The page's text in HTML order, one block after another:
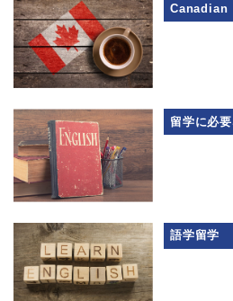
Canadian
留学に必
語学留学